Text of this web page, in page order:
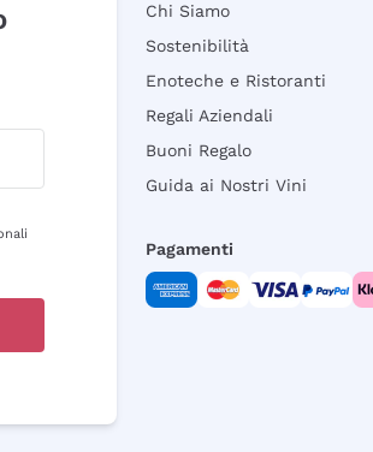
Chi Siamo
Sostenibilità
Enoteche e Ristoranti
Regali Aziendali
Buoni Regalo
Guida ai Nostri Vini
Pagamenti